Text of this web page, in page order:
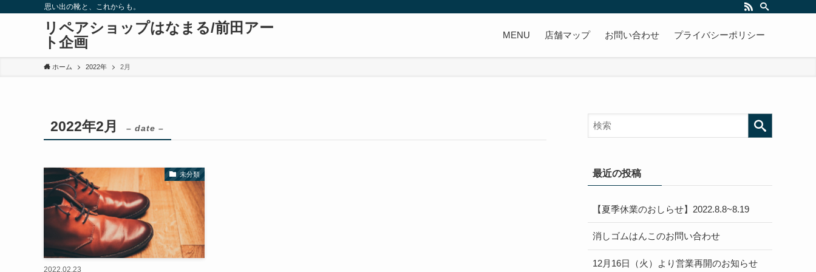
思い出の靴と、これからも。
リペアショップはなまる/前田アー
ト企画
MENU 店舗マップ お問い合わせ プライバシーポリシー
ホーム 2022年 2月
2022年2月 – date –
未分類
2022.02.23
する
最近の投稿
【夏季休業のおしらせ】2022.8.8~8.19
消しゴムはんこのお問い合わせ
12月16日（火）より営業再開のお知らせ